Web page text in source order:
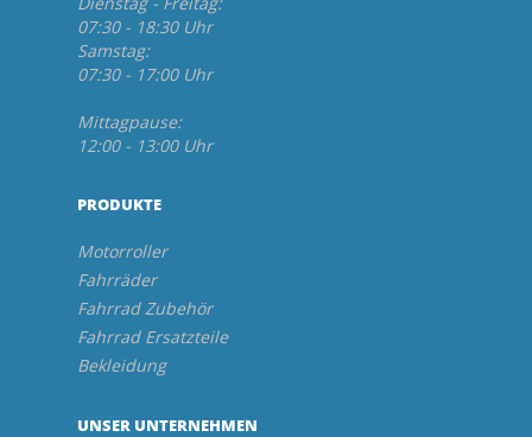
07:30 - 18:30 Uhr
Samstag:
07:30 - 17:00 Uhr
Mittagpause:
12:00 - 13:00 Uhr
PRODUKTE
Motorroller
Fahrräder
Fahrrad Zubehör
Fahrrad Ersatzteile
Bekleidung
UNSER UNTERNEHMEN